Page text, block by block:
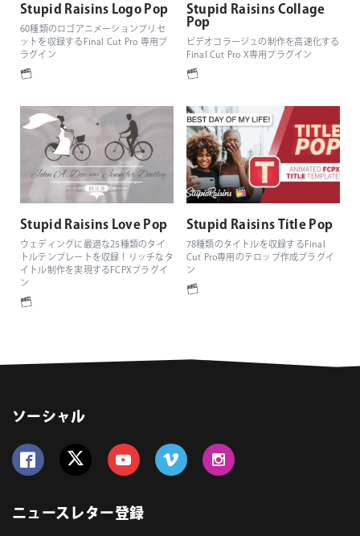
Stupid Raisins Logo Pop
60種類のロゴアニメーションプリセ
ットを収録するFinal Cut Pro 専用プ
ラグイン
Stupid Raisins Collage
Pop
ビデオコラージュの制作を高速化する
Final Cut Pro X専用プラグイン
Stupid Raisins Love Pop
ウェディングに最適な25種類のタイ
トルテンプレートを収録！リッチなタ
イトル制作を実現するFCPXプラグイ
ン
Stupid Raisins Title Pop
78種類のタイトルを収録するFinal
Cut Pro専用のテロップ作成プラグイ
ン
ソーシャル
ニュースレター登録